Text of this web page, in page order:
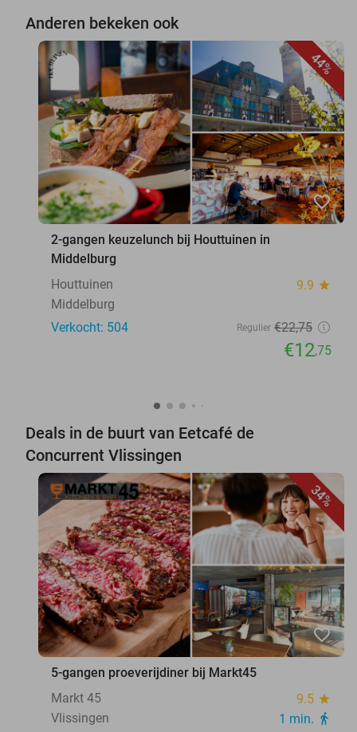
Anderen bekeken ook
44%
favorite_border
2-gangen keuzelunch bij Houttuinen in
Middelburg
Houttuinen
9.9 star
Middelburg
Verkocht: 504
Regulier €22,75
€12,75
Deals in de buurt van Eetcafé de
Concurrent Vlissingen
34%
favorite_border
5-gangen proeverijdiner bij Markt45
Markt 45
9.5 star
Vlissingen 1 min. directions_walk